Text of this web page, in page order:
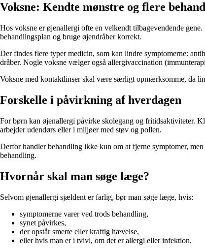
Voksne: Kendte mønstre og flere
Hos voksne er øjenallergi ofte en velkendt tilbagevendende
behandlingsplan og bruge øjendråber korrekt.
Der findes flere typer medicin, som kan lindre symptomerne:
dråber. Nogle voksne vælger også allergivaccination
Voksne med kontaktlinser skal være særligt opmærksomme, da
Forskelle i påvirkning af hverdagen
For børn kan øjenallergi påvirke skolegang og fritidsaktiviteter.
arbejder udendørs eller i miljøer med støv og pollen.
Derfor handler behandling ikke kun om at fjerne symptomer,
behandling.
Hvornår skal man søge læge?
Selvom øjenallergi sjældent er farlig, bør man søge læge, hvis:
symptomerne varer ved trods behandling,
synet påvirkes,
der opstår smerte eller kraftig hævelse,
eller hvis man er i tvivl, om det er allergi eller infektion.